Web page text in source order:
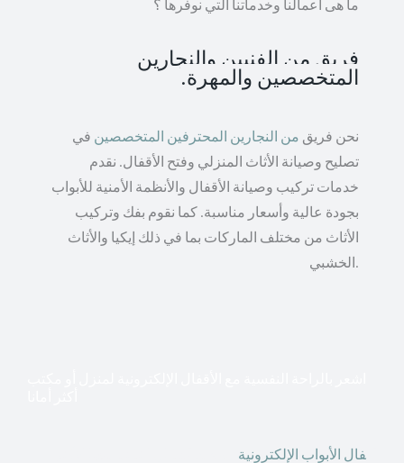
ما هى أعمالنا وخدماتنا التي نوفرها ؟
فريق من الفنيين والنجارين
المتخصصين والمهرة.
نحن فريق من النجارين المحترفين المتخصصين في
تصليح وصيانة الأثاث المنزلي وفتح الأقفال. نقدم
خدمات تركيب وصيانة الأقفال والأنظمة الأمنية للأبواب
بجودة عالية وأسعار مناسبة. كما نقوم بفك وتركيب
الأثاث من مختلف الماركات بما في ذلك إيكيا والأثاث
الخشبي.
فال الأبواب الإلكترونية